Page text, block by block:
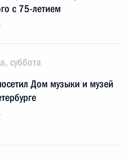
с 75-летием
суббота
Дом музыки и музей